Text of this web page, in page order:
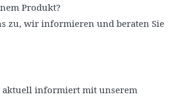
Produkt?
zu, wir informieren und beraten Sie
informiert mit unserem